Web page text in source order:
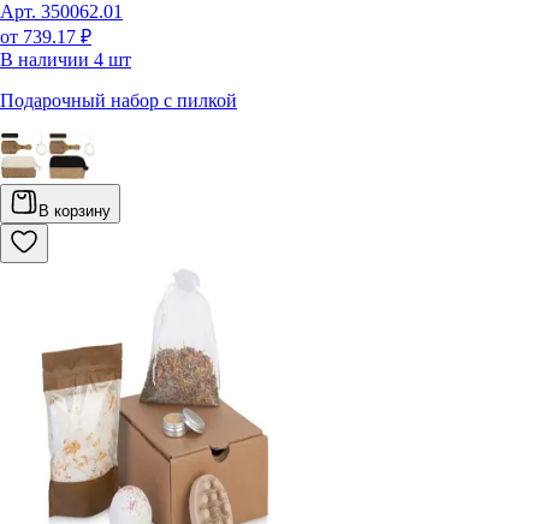
Арт. 350062.01
от 739.17 ₽
В наличии 4 шт
Подарочный набор с пилкой
В корзину